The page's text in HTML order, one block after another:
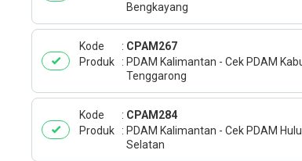
Bengkayang
Kode
CPAM267
Produk
PDAM Kalimantan - Cek PDAM
Tenggarong
Kode
CPAM284
Produk
PDAM Kalimantan - Cek PDAM
Selatan